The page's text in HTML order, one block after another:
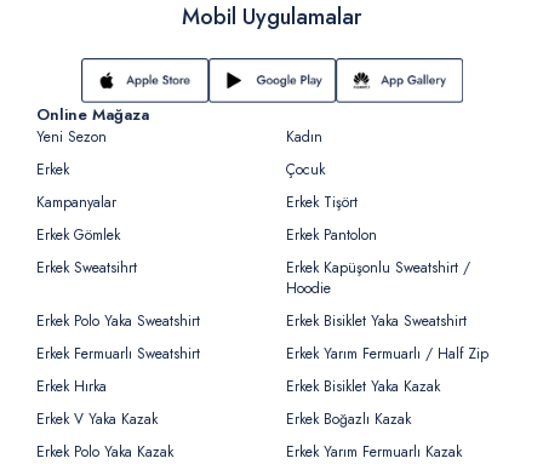
Mobil Uygulamalar
Online Mağaza
Yeni Sezon
Kadın
Erkek
Çocuk
Kampanyalar
Erkek Tişört
Erkek Gömlek
Erkek Pantolon
Erkek Sweatsihrt
Erkek Kapüşonlu Sweatshirt /
Hoodie
Erkek Polo Yaka Sweatshirt
Erkek Bisiklet Yaka Sweatshirt
Erkek Fermuarlı Sweatshirt
Erkek Yarım Fermuarlı / Half Zip
Erkek Hırka
Erkek Bisiklet Yaka Kazak
Erkek V Yaka Kazak
Erkek Boğazlı Kazak
Erkek Polo Yaka Kazak
Erkek Yarım Fermuarlı Kazak